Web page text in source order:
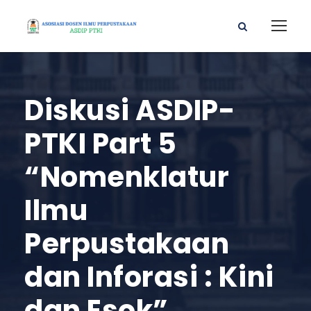
Diskusi ASDIP-
PTKI Part 5
“Nomenklatur
Ilmu
Perpustakaan
dan Inforasi : Kini